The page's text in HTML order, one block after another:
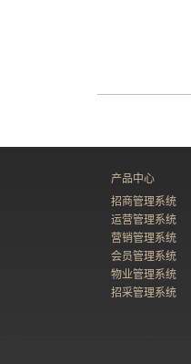
产品中心
招商管理系统
运营管理系统
营销管理系统
会员管理系统
物业管理系统
招采管理系统